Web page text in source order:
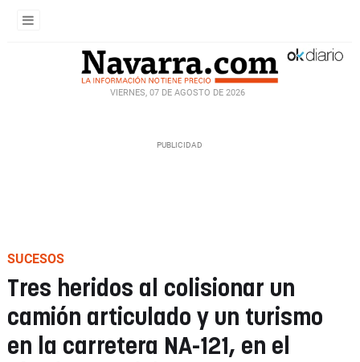
VIERNES, 07 DE AGOSTO DE 2026
SUCESOS
Tres heridos al colisionar un
camión articulado y un turismo
en la carretera NA-121, en el